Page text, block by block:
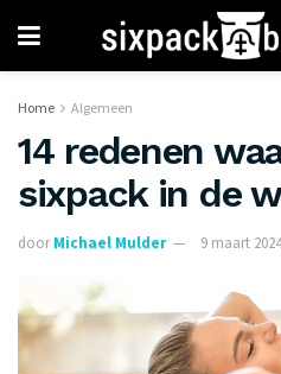
Home Algemeen
14 redenen
sixpack in de
door Michael Mulder 9 maart 2024